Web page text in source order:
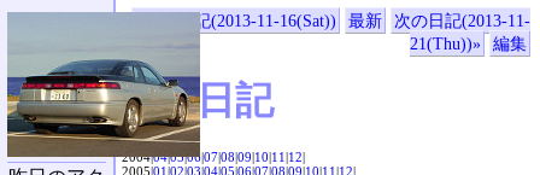
«前の日記(2013-11-16(Sat)) 最新
次の日記(2013-11-
21(Thu))»
編集
SVX日記
2004|04|05|06|07|08|09|10|11|12|
2005|01|02|03|04|05|06|07|08|09|10|11|12|